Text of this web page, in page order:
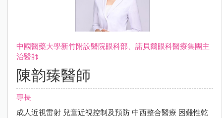
中國醫藥⼤學新⽵附設醫院眼科部、諾⾙爾眼科醫療集團主
治醫師
陳韵臻醫師
專長
成⼈近視雷射 兒童近視控制及預防 中⻄整合醫療 困難性乾